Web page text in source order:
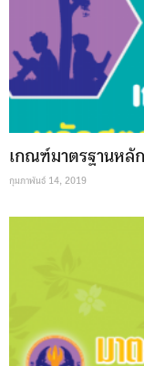
เกณฑ์มาตรฐานห
กุมภาพันธ์ 14, 2019